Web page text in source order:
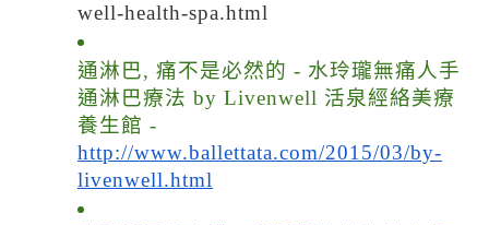
well-health-spa.html
通淋巴, 痛不是必然的 - 水玲瓏無痛人手
通淋巴療法 by Livenwell 活泉經絡美療
養生館 -
http://www.ballettata.com/2015/03/by-
livenwell.html